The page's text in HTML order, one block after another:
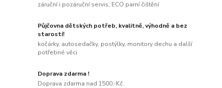
záruční i pozáruční servis, ECO parní čištění
Půjčovna dětských potřeb, kvalitně, výhodně a bez
starostí!
kočárky, autosedačky, postýlky, monitory dechu a další
potřebné věci
Doprava zdarma !
Doprava zdarma nad 1500,-Kč.